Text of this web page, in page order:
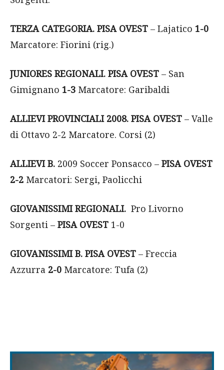
TERZA CATEGORIA. PISA OVEST – Lajatico 1-0
Marcatore: Fiorini (rig.)
JUNIORES REGIONALI. PISA OVEST – San
Gimignano 1-3 Marcatore: Garibaldi
ALLIEVI PROVINCIALI 2008. PISA OVEST – Valle
di Ottavo 2-2 Marcatore. Corsi (2)
ALLIEVI B. 2009 Soccer Ponsacco – PISA OVEST
2-2 Marcatori: Sergi, Paolicchi
GIOVANISSIMI REGIONALI. Pro Livorno
Sorgenti – PISA OVEST 1-0
GIOVANISSIMI B. PISA OVEST – Freccia
Azzurra 2-0 Marcatore: Tufa (2)